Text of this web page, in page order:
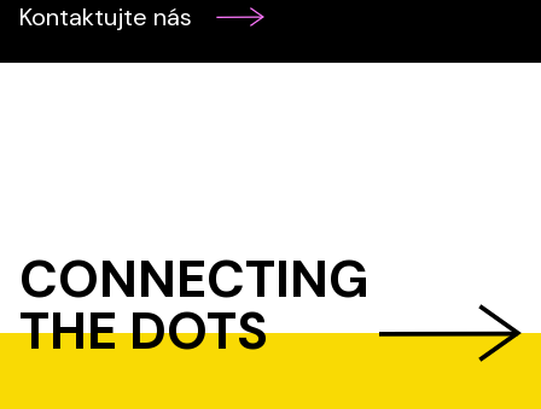
Kontaktujte nás
CONNECTING
THE DOTS